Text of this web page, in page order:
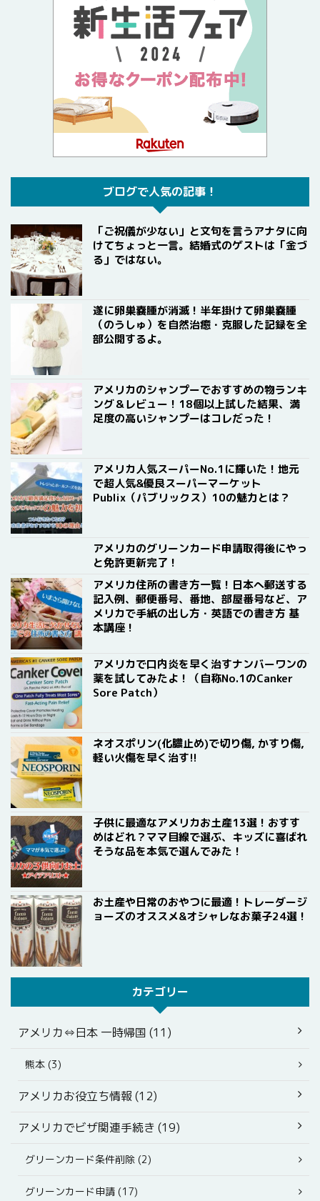
ブログで人気の記事！
「ご祝儀が少ない」と文句を言うアナタに向
けてちょっと一言。結婚式のゲストは「金づ
る」ではない。
遂に卵巣嚢腫が消滅！半年掛けて卵巣嚢腫
（のうしゅ）を自然治癒・克服した記録を全
部公開するよ。
アメリカのシャンプーでおすすめの物ランキ
ング＆レビュー！18個以上試した結果、満
足度の高いシャンプーはコレだった！
アメリカ人気スーパーNo.1に輝いた！地元
で超人気&優良スーパーマーケット
Publix（パブリックス）10の魅力とは？
アメリカのグリーンカード申請取得後にやっ
と免許更新完了！
アメリカ住所の書き方一覧！日本へ郵送する
記入例、郵便番号、番地、部屋番号など、ア
メリカで手紙の出し方・英語での書き方 基
本講座！
アメリカで口内炎を早く治すナンバーワンの
薬を試してみたよ！（自称No.1のCanker
Sore Patch）
ネオスポリン(化膿止め)で切り傷, かすり傷,
軽い火傷を早く治す!!
子供に最適なアメリカお土産13選！おすす
めはどれ？ママ目線で選ぶ、キッズに喜ばれ
そうな品を本気で選んでみた！
お土産や日常のおやつに最適！トレーダージ
ョーズのオススメ&オシャレなお菓子24選！
カテゴリー
アメリカ⇔日本 一時帰国 (11)
熊本 (3)
アメリカお役立ち情報 (12)
アメリカでビザ関連手続き (19)
グリーンカード条件削除 (2)
グリーンカード申請 (17)